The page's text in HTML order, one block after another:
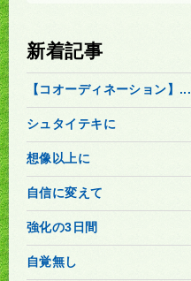
新着記事
【コオーディネーション】...
シュタイテキに
想像以上に
自信に変えて
強化の3日間
自覚無し